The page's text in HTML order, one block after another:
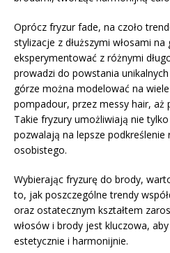
Oprócz fryzur fade, na czoło
stylizacje z dłuższymi włosami
eksperymentować z różnymi
prowadzi do powstania unikalnych
górze można modelować na
pompadour, przez messy hair, aż
Takie fryzury umożliwiają nie
pozwalają na lepsze
osobistego.
Wybierając fryzurę do brody,
to, jak poszczególne trendy
oraz ostatecznym kształtem
włosów i brody jest kluczowa,
estetycznie i harmonijnie.